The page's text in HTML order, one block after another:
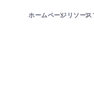
ホームページ リソース